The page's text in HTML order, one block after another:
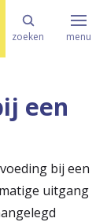
zoeken
M
e
e
n
menu
een
bij een
uitgang